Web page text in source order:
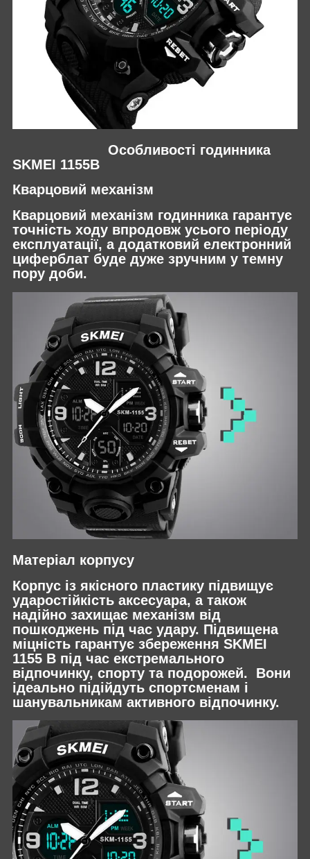
Особливості годинника
SKMEI 1155B
Кварцовий механізм
Кварцовий механізм годинника гарантує
точність ходу впродовж усього періоду
експлуатації, а додатковий електронний
циферблат буде дуже зручним у темну
пору доби.
Матеріал корпусу
Корпус із якісного пластику підвищує
ударостійкість аксесуара, а також
надійно захищає механізм від
пошкоджень під час удару. Підвищена
міцність гарантує збереження SKMEI
1155 B під час екстремального
відпочинку, спорту та подорожей. Вони
ідеально підійдуть спортсменам і
шанувальникам активного відпочинку.